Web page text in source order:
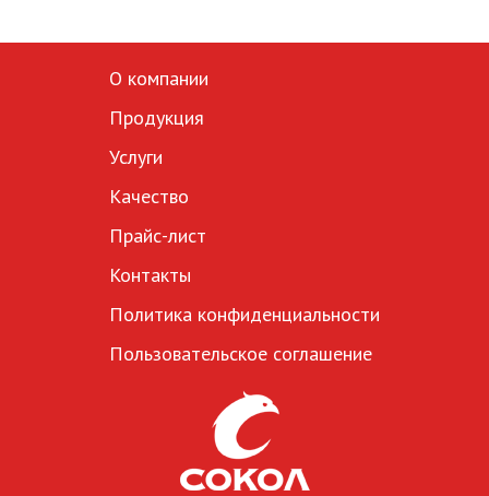
О компании
Продукция
Услуги
Качество
Прайс-лист
Контакты
Политика конфиденциальности
Пользовательское соглашение